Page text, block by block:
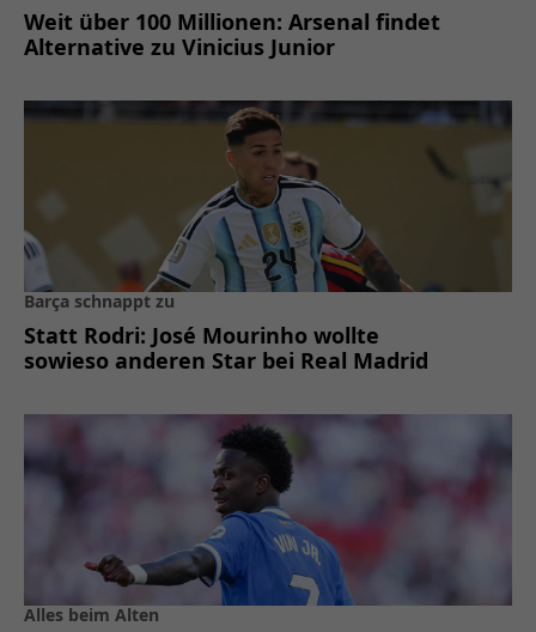
Weit über 100 Millionen: Arsenal findet
Alternative zu Vinicius Junior
Barça schnappt zu
Statt Rodri: José Mourinho wollte
sowieso anderen Star bei Real Madrid
Alles beim Alten